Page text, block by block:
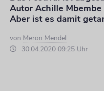
Autor Achille
Aber ist es damit
von Meron Mendel
30.04.2020 09:25 Uhr